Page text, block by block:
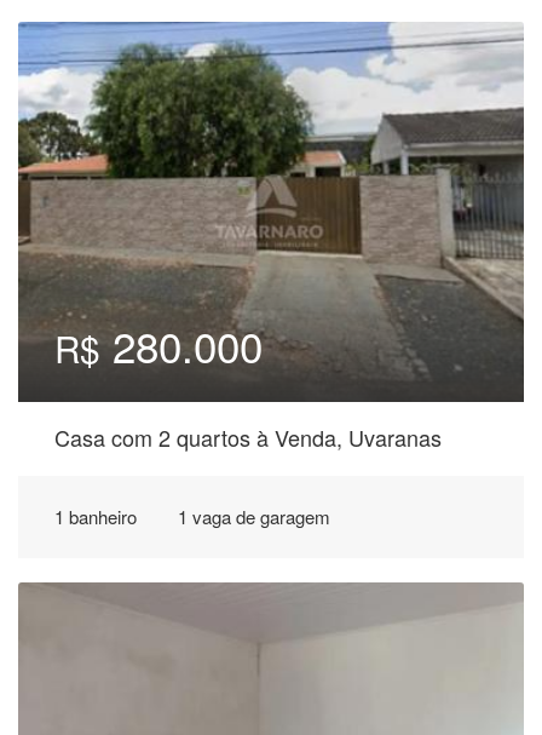
R$280.000
Casa com 2 quartos à Venda, Uvaranas
1 banheiro 1 vaga de garagem